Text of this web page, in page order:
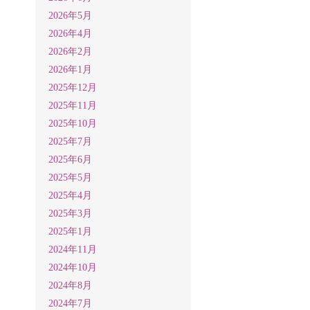
2026年5月
2026年4月
2026年2月
2026年1月
2025年12月
2025年11月
2025年10月
2025年7月
2025年6月
2025年5月
2025年4月
2025年3月
2025年1月
2024年11月
2024年10月
2024年8月
2024年7月